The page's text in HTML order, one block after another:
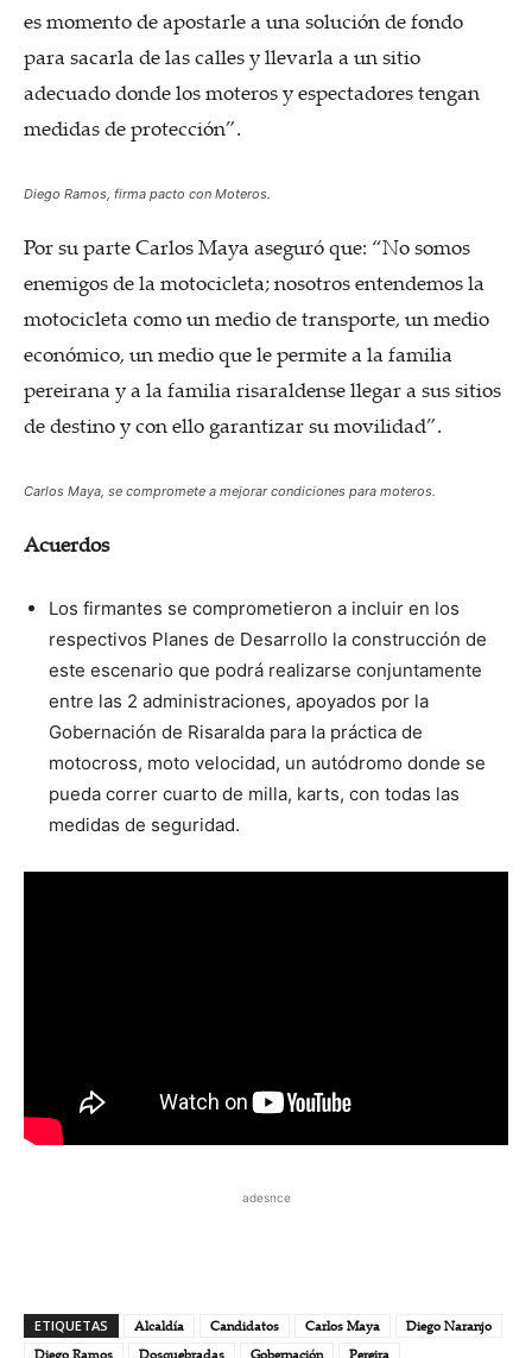
es momento de apostarle a una solución de fondo
para sacarla de las calles y llevarla a un sitio
adecuado donde los moteros y espectadores tengan
medidas de protección”.
Diego Ramos, firma pacto con Moteros.
Por su parte Carlos Maya aseguró que: “No somos
enemigos de la motocicleta; nosotros entendemos la
motocicleta como un medio de transporte, un medio
económico, un medio que le permite a la familia
pereirana y a la familia risaraldense llegar a sus sitios
de destino y con ello garantizar su movilidad”.
Carlos Maya, se compromete a mejorar condiciones para moteros.
Acuerdos
Los firmantes se comprometieron a incluir en los
respectivos Planes de Desarrollo la construcción de
este escenario que podrá realizarse conjuntamente
entre las 2 administraciones, apoyados por la
Gobernación de Risaralda para la práctica de
motocross, moto velocidad, un autódromo donde se
pueda correr cuarto de milla, karts, con todas las
medidas de seguridad.
adesnce
ETIQUETAS Alcaldía Candidatos Carlos Maya
Diego Naranjo
Diego Ramos
Dosquebradas Gobernación
Pereira